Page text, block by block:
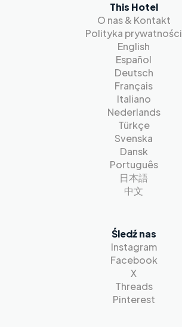
This Hotel
O nas & Kontakt
Polityka prywatności
English
Español
Deutsch
Français
Italiano
Nederlands
Türkçe
Svenska
Dansk
Português
日本語
中文
Śledź nas
Instagram
Facebook
X
Threads
Pinterest